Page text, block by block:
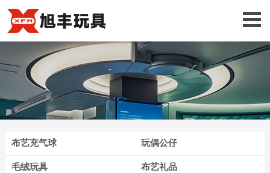
布艺充气球 玩偶公仔
毛绒玩具 布艺礼品